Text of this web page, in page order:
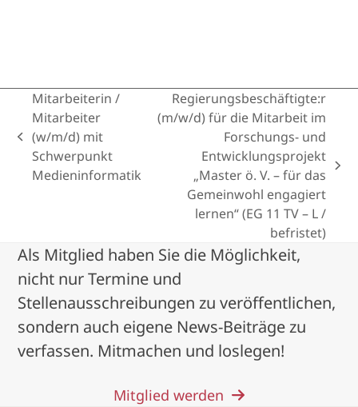
previous
post:
Mitarbeiterin /
Mitarbeiter
(w/m/d) mit
Schwerpunkt
Medieninformatik
Regierungsbeschäftigte:r
(m/w/d) für die Mitarbeit im
Forschungs- und
Entwicklungsprojekt
„Master ö. V. – für das
Gemeinwohl engagiert
lernen“ (EG 11 TV – L /
befristet)
Als Mitglied haben Sie die Möglichkeit,
nicht nur Termine und
Stellenausschreibungen zu veröffentlichen,
sondern auch eigene News-Beiträge zu
verfassen. Mitmachen und loslegen!
Mitglied werden